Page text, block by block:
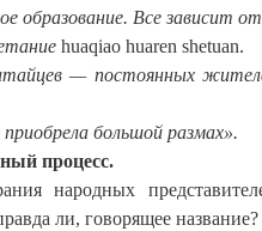
образование. Все зависит
huaqiao huaren shetuan.
— постоянных
большой размах».
процесс.
народных
ли, говорящее название?